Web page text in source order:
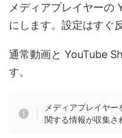
メディアプレイヤーの
にします。設定はすぐ
通常動画と YouTube
す。
メディアプレイヤ
関する情報が収集さ